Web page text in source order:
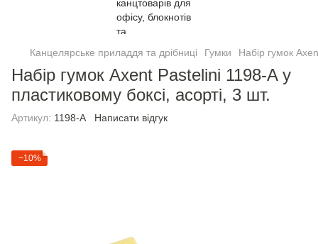
Канцелярське приладдя та дрібниці Гумки Набір гумок
Набір гумок Axent Pastelini 1198-A у
пластиковому боксі, асорті, 3 шт.
Артикул: 1198-A Написати відгук
−10%